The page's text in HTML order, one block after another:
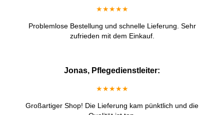
★★★★★
Problemlose Bestellung und schnelle Lieferung. Sehr
zufrieden mit dem Einkauf.
Jonas, Pflegedienstleiter:
★★★★★
Großartiger Shop! Die Lieferung kam pünktlich und die